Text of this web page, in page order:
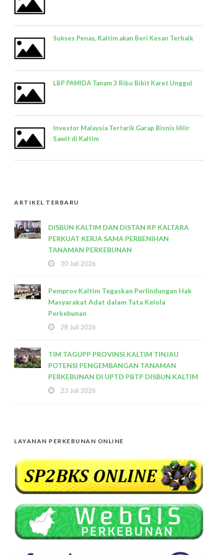
Sukses Penas, Kaltim akan Beri Kesan Terbaik
LBP PAMIDA Tanam 3 Ribu Bibit Karet Unggul
Investor Malaysia Tertarik Garap Bisnis Hilir
Sawit di Kaltim
ARTIKEL TERBARU
DISBUN KALTIM DAN DISTAN KP KALTARA
PERKUAT KERJA SAMA PERBENIHAN
TANAMAN PERKEBUNAN
30 Juli 2026
Pemprov Kaltim Tegaskan Perlindungan Hak
Masyarakat Adat dalam Tata Kelola
Perkebunan
28 Juli 2026
TIM TAGUPP PROVINSI KALTIM TINJAU
POTENSI PENGEMBANGAN TANAMAN
PERKEBUNAN DI UPTD PBTP DISBUN KALTIM
23 Juli 2026
LAYANAN PERKEBUNAN ONLINE